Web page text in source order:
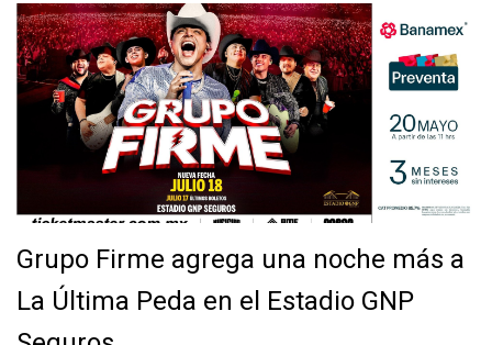
Grupo Firme agrega una noche más a
La Última Peda en el Estadio GNP